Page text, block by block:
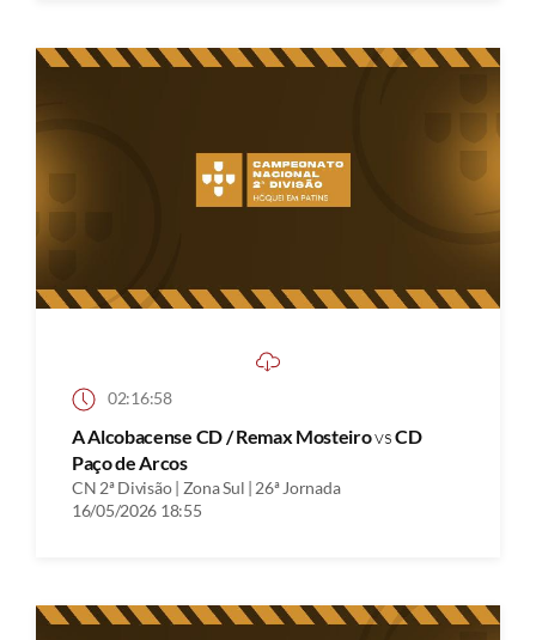
02:16:58
A Alcobacense CD / Remax MosteirovsCD
Paço de Arcos
CN 2ª Divisão | Zona Sul | 26ª Jornada
16/05/2026 18:55